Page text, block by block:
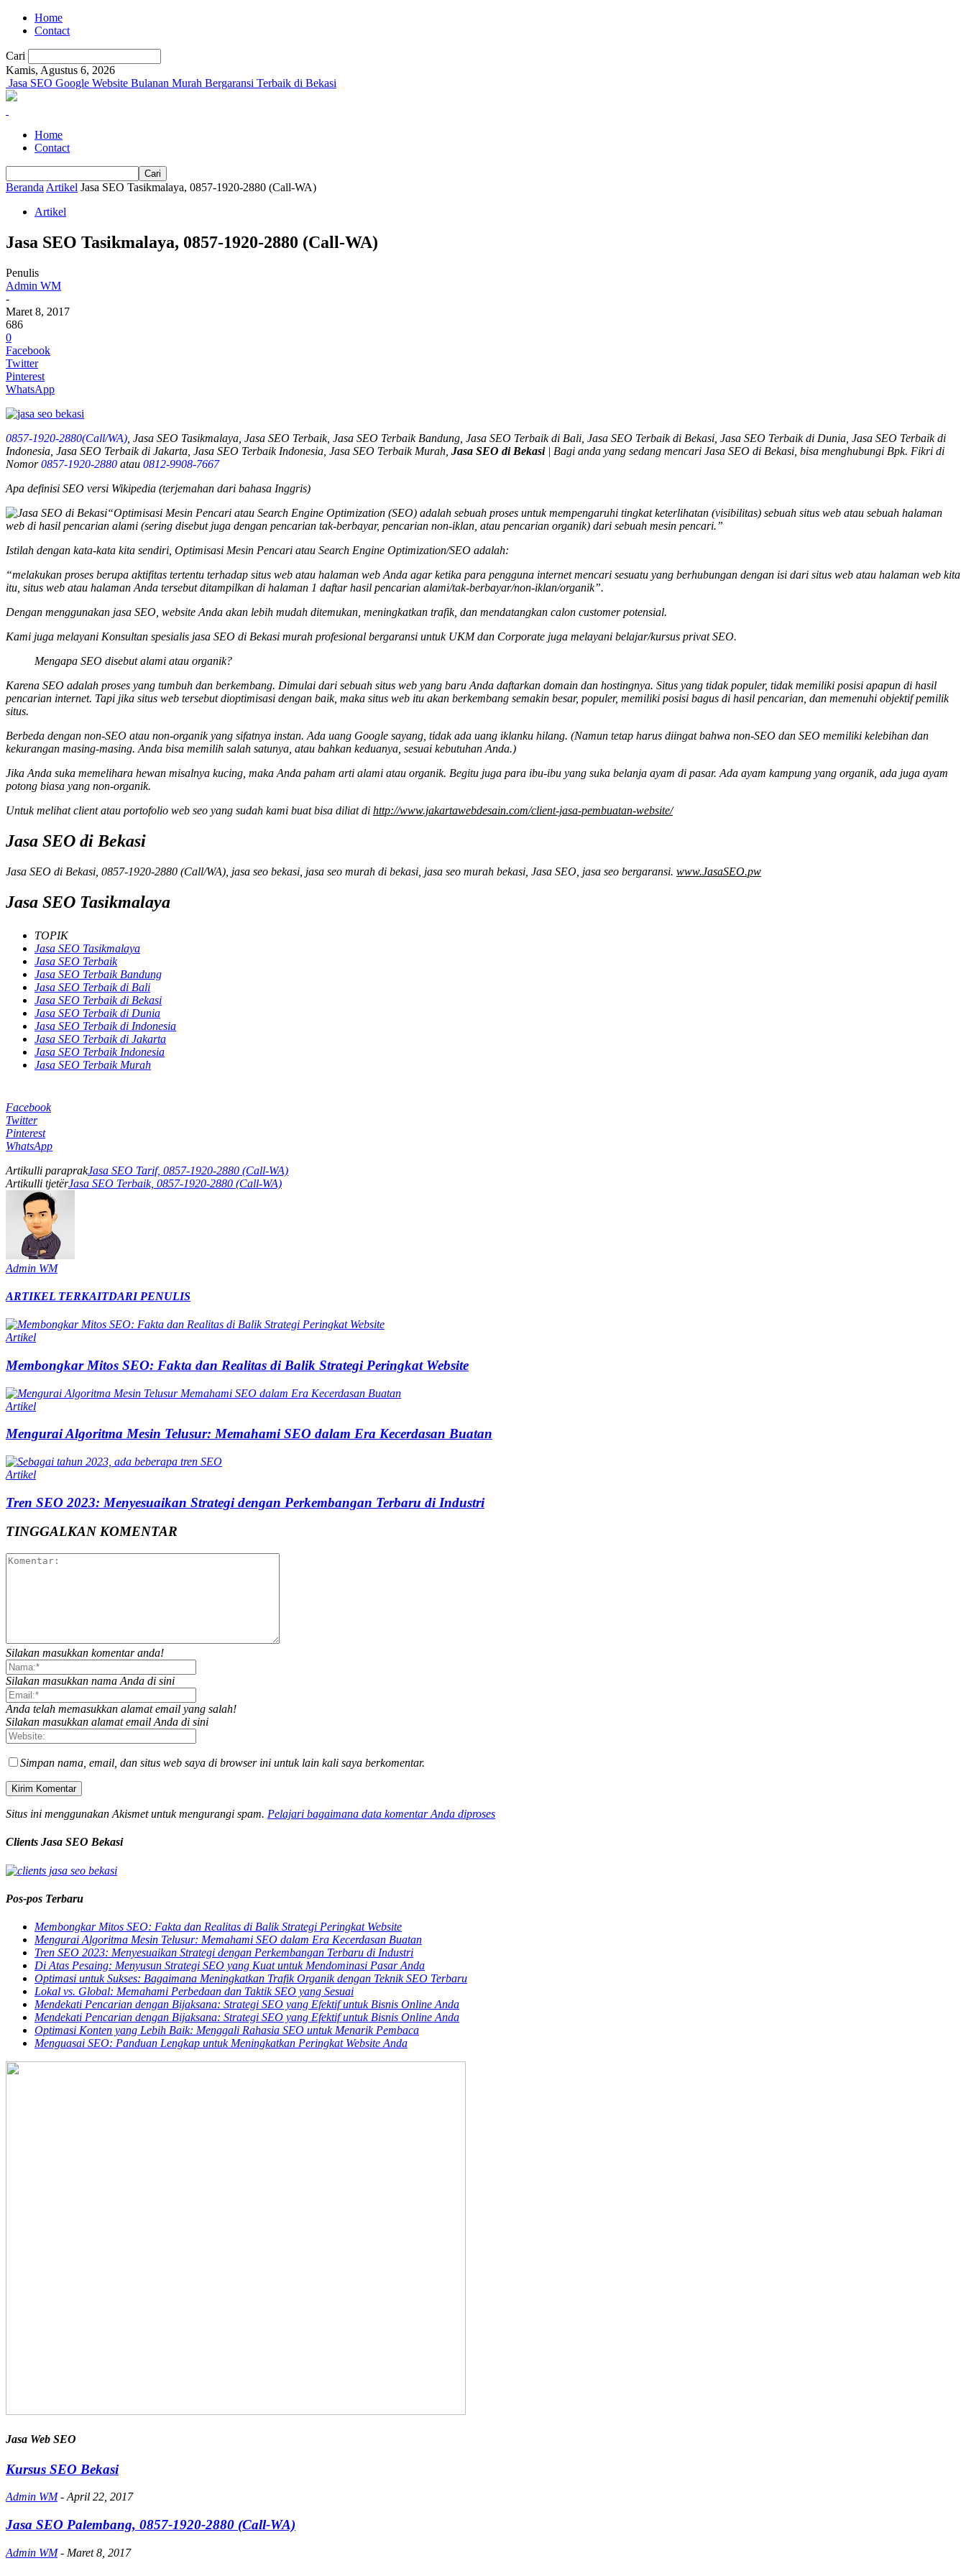
Home
Contact
Cari
Kamis, Agustus 6, 2026
Jasa SEO Google Website Bulanan Murah Bergaransi Terbaik di Bekasi
Home
Contact
Beranda Artikel Jasa SEO Tasikmalaya, 0857-1920-2880 (Call-WA)
Artikel
Jasa SEO Tasikmalaya, 0857-1920-2880 (Call-WA)
Penulis
Admin WM
-
Maret 8, 2017
686
0
Facebook
Twitter
Pinterest
WhatsApp
0857-1920-2880(Call/WA) , Jasa SEO Tasikmalaya, Jasa SEO Terbaik, Jasa SEO Terbaik Bandung, Jasa SEO Terbaik di Bali, Jasa SEO Terbaik di Bekasi, Jasa SEO Terbaik di Dunia, Jasa SEO Terbaik di
Indonesia, Jasa SEO Terbaik di Jakarta, Jasa SEO Terbaik Indonesia, Jasa SEO Terbaik Murah, Jasa SEO di Bekasi| Bagi anda yang sedang mencari Jasa SEO di Bekasi , bisa menghubungi Bpk. Fikri di
Nomor0857-1920-2880 atau 0812-9908-7667
Apa definisi SEO versi Wikipedia (terjemahan dari bahasa Inggris)
“Optimisasi Mesin Pencari atau Search Engine Optimization (SEO) adalah sebuah proses untuk mempengaruhi tingkat keterlihatan (visibilitas) sebuah situs web atau sebuah halaman
web di hasil pencarian alami (sering disebut juga dengan pencarian tak-berbayar, pencarian non-iklan, atau pencarian organik) dari sebuah mesin pencari.”
Istilah dengan kata-kata kita sendiri, Optimisasi Mesin Pencari atau Search Engine Optimization/SEO adalah:
“melakukan proses berupa aktifitas tertentu terhadap situs web atau halaman web Anda agar ketika para pengguna internet mencari sesuatu yang berhubungan dengan isi dari situs web atau halaman web kita
itu, situs web atau halaman Anda tersebut ditampilkan di halaman 1 daftar hasil pencarian alami/tak-berbayar/non-iklan/organik”.
Dengan menggunakan jasa SEO, website Anda akan lebih mudah ditemukan, meningkatkan trafik, dan mendatangkan calon customer potensial.
Kami juga melayani Konsultan spesialis jasa SEO di Bekasi murah profesional bergaransi untuk UKM dan Corporate juga melayani belajar/kursus privat SEO.
Mengapa SEO disebut alami atau organik?
Karena SEO adalah proses yang tumbuh dan berkembang. Dimulai dari sebuah situs web yang baru Anda daftarkan domain dan hostingnya. Situs yang tidak populer, tidak memiliki posisi apapun di hasil
pencarian internet. Tapi jika situs web tersebut dioptimisasi dengan baik, maka situs web itu akan berkembang semakin besar, populer, memiliki posisi bagus di hasil pencarian, dan memenuhi objektif pemilik
situs.
Berbeda dengan non-SEO atau non-organik yang sifatnya instan. Ada uang Google sayang, tidak ada uang iklanku hilang. (Namun tetap harus diingat bahwa non-SEO dan SEO memiliki kelebihan dan
kekurangan masing-masing. Anda bisa memilih salah satunya, atau bahkan keduanya, sesuai kebutuhan Anda.)
Jika Anda suka memelihara hewan misalnya kucing, maka Anda paham arti alami atau organik. Begitu juga para ibu-ibu yang suka belanja ayam di pasar. Ada ayam kampung yang organik, ada juga ayam
potong biasa yang non-organik.
Untuk melihat client atau portofolio web seo yang sudah kami buat bisa diliat di http://www.jakartawebdesain.com/client-jasa-pembuatan-website/
Jasa SEO di Bekasi
Jasa SEO di Bekasi, 0857-1920-2880 (Call/WA), jasa seo bekasi, jasa seo murah di bekasi, jasa seo murah bekasi, Jasa SEO, jasa seo bergaransi. www.JasaSEO.pw
Jasa SEO Tasikmalaya
TOPIK
Jasa SEO Tasikmalaya
Jasa SEO Terbaik
Jasa SEO Terbaik Bandung
Jasa SEO Terbaik di Bali
Jasa SEO Terbaik di Bekasi
Jasa SEO Terbaik di Dunia
Jasa SEO Terbaik di Indonesia
Jasa SEO Terbaik di Jakarta
Jasa SEO Terbaik Indonesia
Jasa SEO Terbaik Murah
Facebook
Twitter
Pinterest
WhatsApp
Artikulli paraprakJasa SEO Tarif, 0857-1920-2880 (Call-WA)
Artikulli tjetërJasa SEO Terbaik, 0857-1920-2880 (Call-WA)
Admin WM
ARTIKEL TERKAITDARI PENULIS
Artikel
Membongkar Mitos SEO: Fakta dan Realitas di Balik Strategi Peringkat Website
Artikel
Mengurai Algoritma Mesin Telusur: Memahami SEO dalam Era Kecerdasan Buatan
Artikel
Tren SEO 2023: Menyesuaikan Strategi dengan Perkembangan Terbaru di Industri
TINGGALKAN KOMENTAR
Silakan masukkan komentar anda!
Silakan masukkan nama Anda di sini
Anda telah memasukkan alamat email yang salah!
Silakan masukkan alamat email Anda di sini
Simpan nama, email, dan situs web saya di browser ini untuk lain kali saya berkomentar.
Situs ini menggunakan Akismet untuk mengurangi spam. Pelajari bagaimana data komentar Anda diproses
Clients Jasa SEO Bekasi
Pos-pos Terbaru
Membongkar Mitos SEO: Fakta dan Realitas di Balik Strategi Peringkat Website
Mengurai Algoritma Mesin Telusur: Memahami SEO dalam Era Kecerdasan Buatan
Tren SEO 2023: Menyesuaikan Strategi dengan Perkembangan Terbaru di Industri
Di Atas Pesaing: Menyusun Strategi SEO yang Kuat untuk Mendominasi Pasar Anda
Optimasi untuk Sukses: Bagaimana Meningkatkan Trafik Organik dengan Teknik SEO Terbaru
Lokal vs. Global: Memahami Perbedaan dan Taktik SEO yang Sesuai
Mendekati Pencarian dengan Bijaksana: Strategi SEO yang Efektif untuk Bisnis Online Anda
Mendekati Pencarian dengan Bijaksana: Strategi SEO yang Efektif untuk Bisnis Online Anda
Optimasi Konten yang Lebih Baik: Menggali Rahasia SEO untuk Menarik Pembaca
Menguasai SEO: Panduan Lengkap untuk Meningkatkan Peringkat Website Anda
Jasa Web SEO
Kursus SEO Bekasi
Admin WM - April 22, 2017
Jasa SEO Palembang, 0857-1920-2880 (Call-WA)
Admin WM - Maret 8, 2017